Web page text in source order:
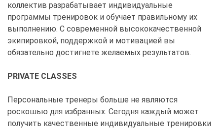
коллектив разрабатывает индивидуальные
программы тренировок и обучает правильному их
выполнению. С современной высококачественной
экипировкой, поддержкой и мотивацией вы
обязательно достигнете желаемых результатов.
PRIVATE CLASSES
Персональные тренеры больше не являются
роскошью для избранных. Сегодня каждый может
получить качественные индивидуальные тренировки